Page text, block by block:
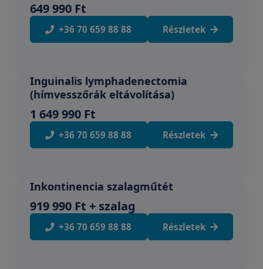
649 990 Ft
+36 70 659 88 88 Részletek
Inguinalis lymphadenectomia
(hímvesszőrák eltávolítása)
1 649 990 Ft
+36 70 659 88 88 Részletek
Inkontinencia szalagműtét
919 990 Ft + szalag
+36 70 659 88 88 Részletek